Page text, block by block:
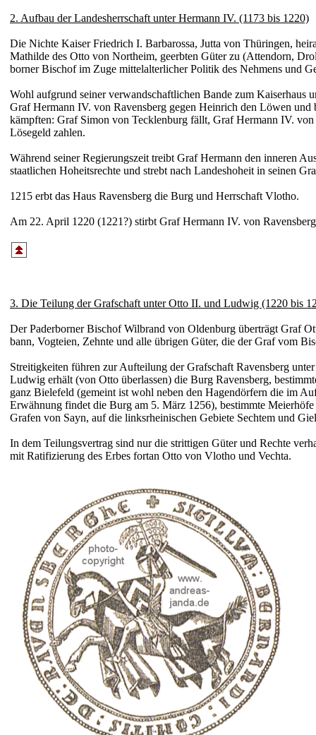
2. Aufbau der Landesherrschaft unter Hermann IV. (1173 bis 1220)
Die Nichte Kaiser Friedrich I. Barba­rossa, Jutta von Thüringen,
Mathilde des Otto von Nort­heim, geerbten Güter zu (Atten­dorn,
borner Bischof im Zuge mittel­alter­licher Politik des Nehmens und
Wohl aufgrund seiner verwand­schaft­lichen Bande zum
Graf Hermann IV. von Ravens­berg gegen Heinrich den Löwen
kämpften: Graf Simon von Tecklen­burg fällt, Graf Hermann IV.
Löse­geld zahlen.
Während seiner Regierungs­zeit treibt Graf Hermann den inneren
staat­lichen Hoheits­rechte und strebt nach Landes­hoheit in seinen
1215 erbt das Haus Ravens­berg die Burg und Herr­schaft Vlotho.
Am 22. April 1220 (1221?) stirbt Graf Hermann IV. von
3. Die Teilung der Grafschaft unter Otto II. und Ludwig (1220 bis
Der Pader­borner Bischof Wilbrand von Olden­burg über­trägt Graf
bann, Vogteien, Zehnte und alle übrigen Güter, die der Graf vom
Streitig­keiten führen zur Aufteilung der Grafschaft Ravens­berg
Ludwig erhält (von Otto überlassen) die Burg Ravens­berg,
ganz Biele­feld (gemeint ist wohl neben den Hagen­dörfern die im
Erwähnung findet die Burg am 5. März 1256), bestimmte
Grafen von Sayn, auf die links­rhein­ischen Gebiete Sechtem und
In dem Teilungs­vertrag sind nur die strittigen Güter und Rechte
mit Ratifizierung des Erbes fortan Otto von Vlotho und Vechta.